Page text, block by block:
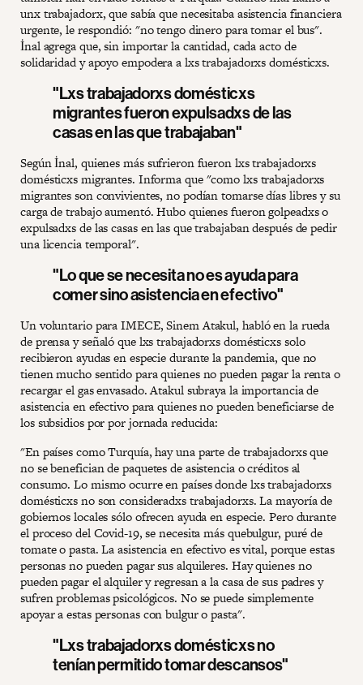
unx trabajadorx, que sabía que necesitaba asistencia financiera
urgente, le respondió: "no tengo dinero para tomar el bus".
İnal agrega que, sin importar la cantidad, cada acto de
solidaridad y apoyo empodera a lxs trabajadorxs domésticxs.
"Lxs trabajadorxs domésticxs
migrantes fueron expulsadxs de las
casas en las que trabajaban"
Según İnal, quienes más sufrieron fueron lxs trabajadorxs
domésticxs migrantes. Informa que "como lxs trabajadorxs
migrantes son convivientes, no podían tomarse días libres y su
carga de trabajo aumentó. Hubo quienes fueron golpeadxs o
expulsadxs de las casas en las que trabajaban después de pedir
una licencia temporal".
"Lo que se necesita no es ayuda para
comer sino asistencia en efectivo"
Un voluntario para IMECE, Sinem Atakul, habló en la rueda
de prensa y señaló que lxs trabajadorxs domésticxs solo
recibieron ayudas en especie durante la pandemia, que no
tienen mucho sentido para quienes no pueden pagar la renta o
recargar el gas envasado. Atakul subraya la importancia de
asistencia en efectivo para quienes no pueden beneficiarse de
los subsidios por por jornada reducida:
"En países como Turquía, hay una parte de trabajadorxs que
no se benefician de paquetes de asistencia o créditos al
consumo. Lo mismo ocurre en países donde lxs trabajadorxs
domésticxs no son consideradxs trabajadorxs. La mayoría de
gobiernos locales sólo ofrecen ayuda en especie. Pero durante
el proceso del Covid-19, se necesita más quebulgur, puré de
tomate o pasta. La asistencia en efectivo es vital, porque estas
personas no pueden pagar sus alquileres. Hay quienes no
pueden pagar el alquiler y regresan a la casa de sus padres y
sufren problemas psicológicos. No se puede simplemente
apoyar a estas personas con bulgur o pasta".
"Lxs trabajadorxs domésticxs no
tenían permitido tomar descansos"